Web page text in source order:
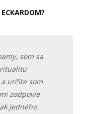
som sa
určite som
zodpovie
jedného